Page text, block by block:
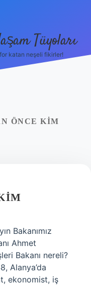
Tüyoları
katan neşeli fikirler!
ÖNCE KIM
Bakanımız
Ahmet
Bakanı nereli?
Alanya’da
ekonomist, iş